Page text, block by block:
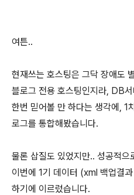
여튼..
현재쓰는 호스팅은 그닥 장애도
블로그 전용 호스팅인지라, DB
한번 믿어볼 만 하다는 생각에, 1
로그를 통합해봤습니다.
물론 삽질도 있었지만.. 성공적으
이번에 1기 데이터 (xml 백업결
하기에 이르렀습니다.